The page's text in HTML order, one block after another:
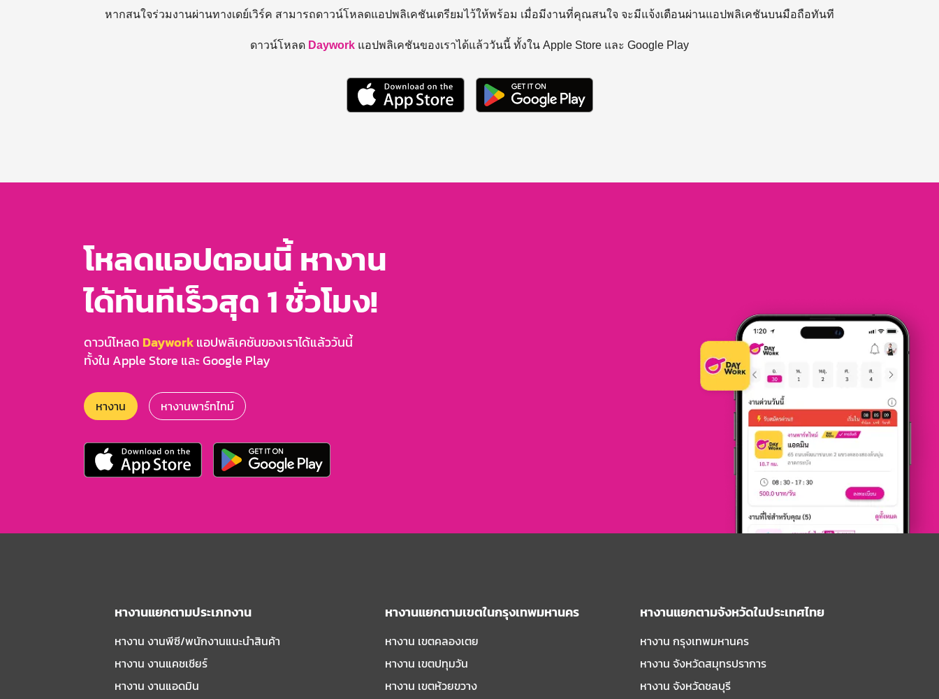
หากสนใจร่วมงานผ่านทางเดย์เวิร์ค สามารถดาวน์โหลดแอปพลิเคชันเตรียมไว้ให้พร้อม เมื่อมีงานที่คุณสนใจ จะมีแจ้งเตือนผ่านแอปพลิเคชันบนมือถือทันที
ดาวน์โหลด Daywork แอปพลิเคชันของเราได้แล้ววันนี้ ทั้งใน Apple Store และ Google Play
โหลดแอปตอนนี้ หางาน
ได้ทันทีเร็วสุด 1 ชั่วโมง!
ดาวน์โหลด Dayworkแอปพลิเคชันของเราได้แล้ววันนี้
ทั้งใน Apple Store และ Google Play
หางาน หางานพาร์ทไทม์
หางานแยกตามประเภทงาน
หางาน งานพีซี/พนักงานแนะนําสินค้า
หางาน งานแคชเชียร์
หางาน งานแอดมิน
หางานแยกตามเขตในกรุงเทพมหานคร
หางาน เขตคลองเตย
หางาน เขตปทุมวัน
หางาน เขตห้วยขวาง
หางานแยกตามจังหวัดในประเทศไทย
หางาน กรุงเทพมหานคร
หางาน จังหวัดสมุทรปราการ
หางาน จังหวัดชลบุรี